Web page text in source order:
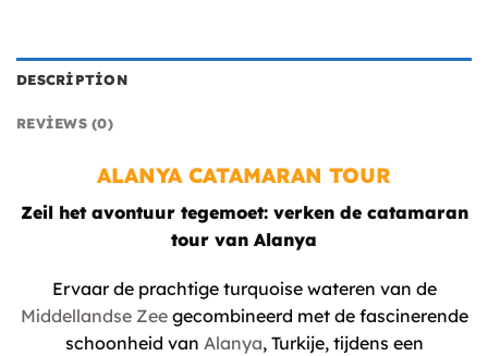
DESCRIPTION
REVIEWS (0)
ALANYA CATAMARAN TOUR
Zeil het avontuur tegemoet: verken de catamaran
tour van Alanya
Ervaar de prachtige turquoise wateren van de
Middellandse Zeegecombineerd met de fascinerende
schoonheid van Alanya, Turkije, tijdens een